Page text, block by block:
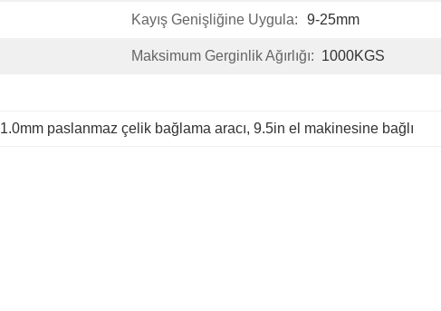
Kayış Genişliğine Uygula: 9-25mm
Maksimum Gerginlik Ağırlığı: 1000KGS
1.0mm paslanmaz çelik bağlama aracı, 9.5in el makinesine bağlı